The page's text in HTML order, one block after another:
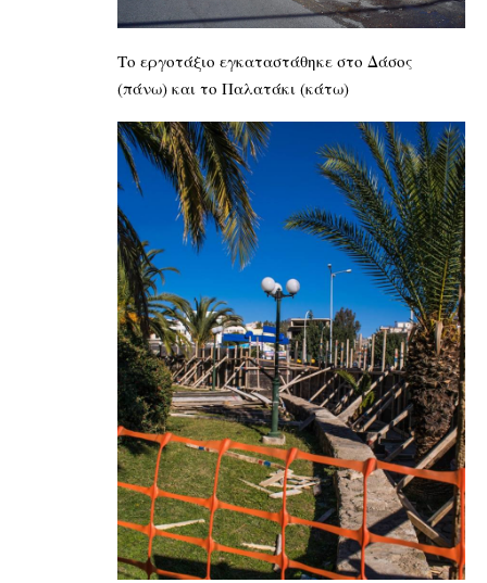
Το εργοτάξιο εγκαταστάθηκε στο Δάσος
(πάνω) και το Παλατάκι (κάτω)